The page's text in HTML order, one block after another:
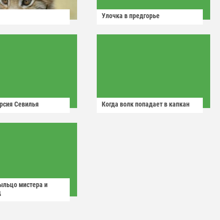
Улочка в предгорье
Севилья Когда волк попадает в капкан
мистера и